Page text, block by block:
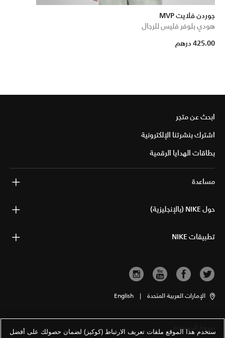
جوردن فلايت MVP
هودي بلوفر فليس للرجال
425.00 درهم
ابحث عن متجر
اشترك بنشرتنا الإلكترونية
بطاقات الهدايا الرقمية
مساعدة
حول NIKE (بالإنجليزية)
تطبيقات NIKE
الإمارات العربية المتحدة |
English
شروط الاستخدام
ستخدم هذا الموقع ملفات تعريف الارتباط (كوكيز) لضمان حصولك على أفضل